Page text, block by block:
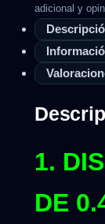
adicional y
1.
DE